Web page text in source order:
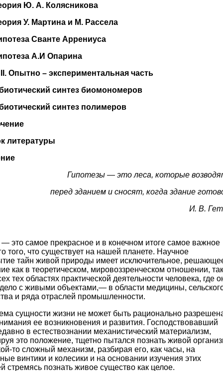
Ю. А. Колясникова
У. Мартина и М. Рассела
Сванте Аррениуса
А.И Опарина
. Опытно – экспериментальная часть
синтез биомономеров
синтез полимеров
литературы
Гипотезы — это леса, которые
перед зданием и сносят, когда зда­ние
И. В.
это самое прекрасное и в конечном итоге са­мое важное
того, что существует на нашей планете. Научное
тайн живой природы имеет исключительное,
как в теоретиче­ском, мировоззренческом отношении, так
тех областях практической деятельности человека, где
с живыми объектами,— в области медицины,
и ряда отраслей промышленности.
сущности жизни не может быть рацио­нально
ее возникновения и развития. Господствовавший
в естествозна­нии механистический материализм,
это поло­жение, тщетно пытался познать живой
то сложный механизм, разбирая его, как часы, на
винтики и колесики и на основании изучения этих
стремясь познать живое существо как це­лое.